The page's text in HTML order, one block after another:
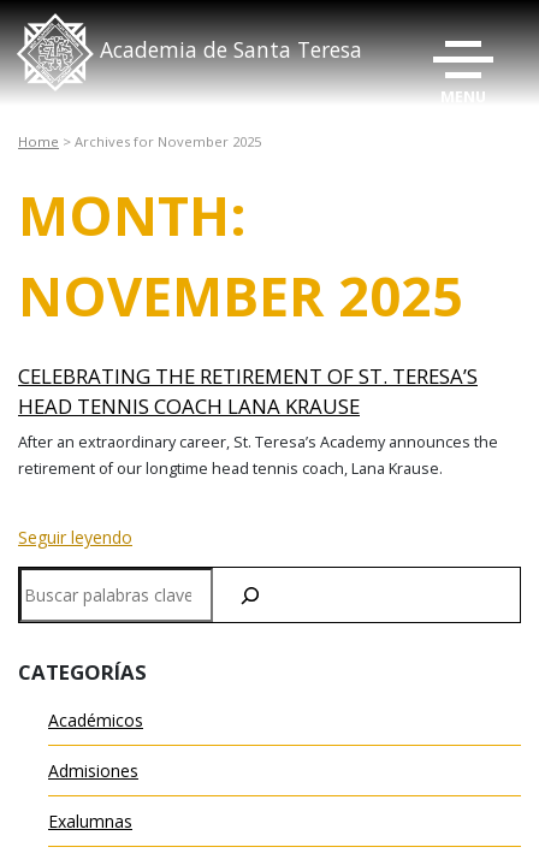
Academia de Santa Teresa
Home > Archives for November 2025
MONTH:
NOVEMBER 2025
CELEBRATING THE RETIREMENT OF ST. TERESA’S
HEAD TENNIS COACH LANA KRAUSE
After an extraordinary career, St. Teresa’s Academy announces the
retirement of our longtime head tennis coach, Lana Krause.
Seguir leyendo
en
CATEGORÍAS
Académicos
Admisiones
Exalumnas